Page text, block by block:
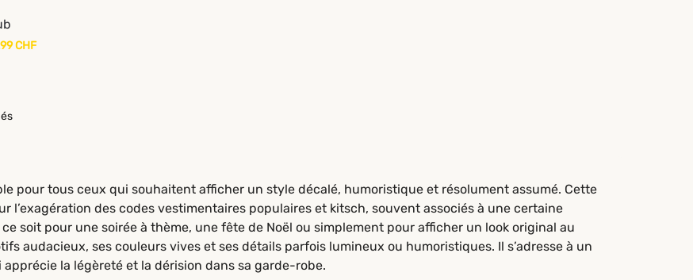
CHF
pour tous ceux qui souhaitent afficher un style décalé, humoristique et résolument assumé. Cette
l’exagération des codes vestimentaires populaires et kitsch, souvent associés à une certaine
soit pour une soirée à thème, une fête de Noël ou simplement pour afficher un look original au
audacieux, ses couleurs vives et ses détails parfois lumineux ou humoristiques. Il s’adresse à un
la légèreté et la dérision dans sa garde-robe.